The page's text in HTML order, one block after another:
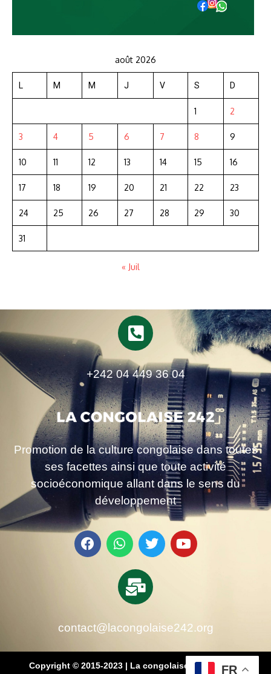
août 2026
L M M J V S D
1 2
3 4 5 6 7 8 9
10 11 12 13 14 15 16
17 18 19 20 21 22 23
24 25 26 27 28 29 30
31
« Juil
+242 04 449 36 04
Promotion de la culture congolaise dans toutes
ses facettes ainsi que toute activité
socioéconomique allant dans le sens du
développement
contact@lacongolaise242.org
Copyright © 2015-2023 | La congolaise 242 – média
FR